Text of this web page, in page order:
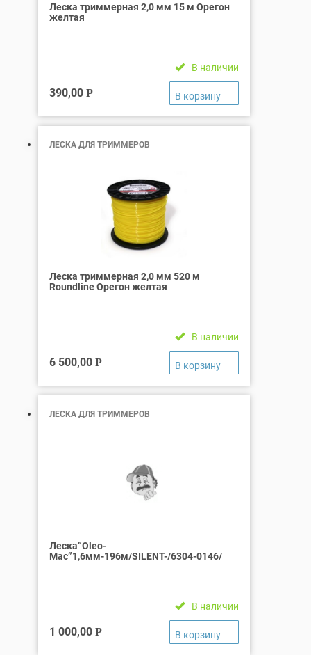
Леска триммерная 2,0 мм 15 м Орегон
желтая
В наличии
390,00 Р
ЛЕСКА ДЛЯ ТРИММЕРОВ
Леска триммерная 2,0 мм 520 м
Roundline Орегон желтая
В наличии
6 500,00 Р
ЛЕСКА ДЛЯ ТРИММЕРОВ
Леска”Оleo-
Mac”1,6мм-196м/SILENT-/6304-0146/
В наличии
1 000,00 Р